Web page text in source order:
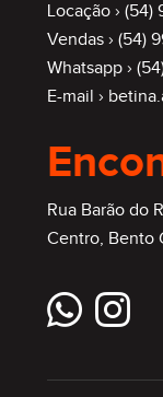
Locação › (54)
Vendas › (54)
Whatsapp ›
E-mail ›
Rua Barão do
Centro, Bento